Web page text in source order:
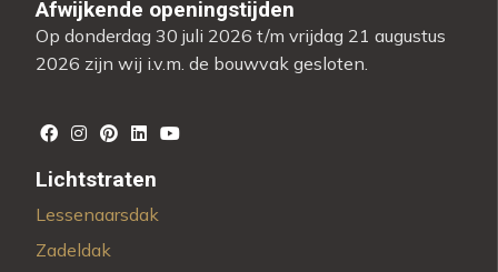
Afwijkende openingstijden
Op donderdag 30 juli 2026 t/m vrijdag 21 augustus
2026 zijn wij i.v.m. de bouwvak gesloten.
Lichtstraten
Lessenaarsdak
Zadeldak